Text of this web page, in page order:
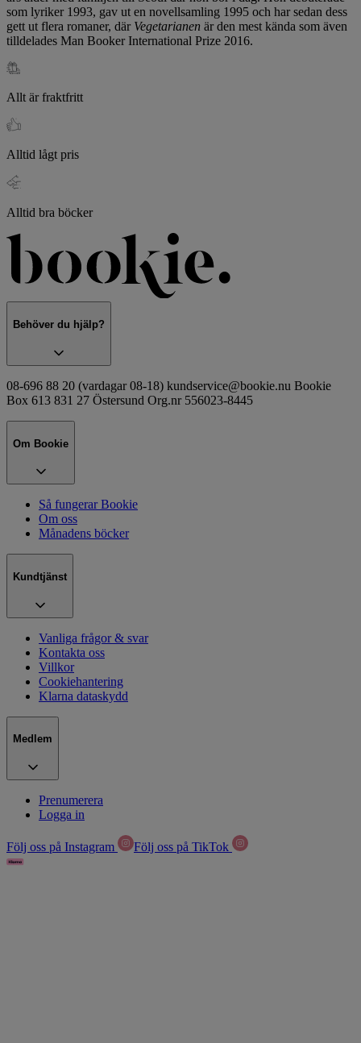
som lyriker 1993, gav ut en novellsamling 1995 och har sedan dess
gett ut flera romaner, där Vegetarianen är den mest kända som även
tilldelades Man Booker International Prize 2016.
Allt är fraktfritt
Alltid lågt pris
Alltid bra böcker
Behöver du hjälp?
08-696 88 20 (vardagar 08-18) kundservice@bookie.nu Bookie
Box 613 831 27 Östersund Org.nr 556023-8445
Om Bookie
Så fungerar Bookie
Om oss
Månadens böcker
Kundtjänst
Vanliga frågor & svar
Kontakta oss
Villkor
Cookiehantering
Klarna dataskydd
Medlem
Prenumerera
Logga in
Följ oss på Instagram Följ oss på TikTok